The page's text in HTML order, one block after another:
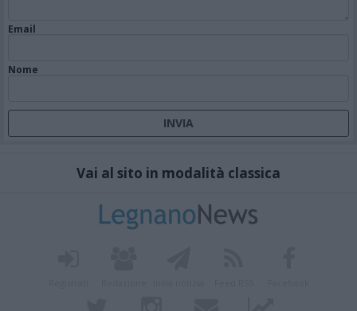
Email
Nome
Vai al sito in modalità classica